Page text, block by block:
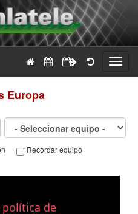
Europa
Recordar equipo
política de